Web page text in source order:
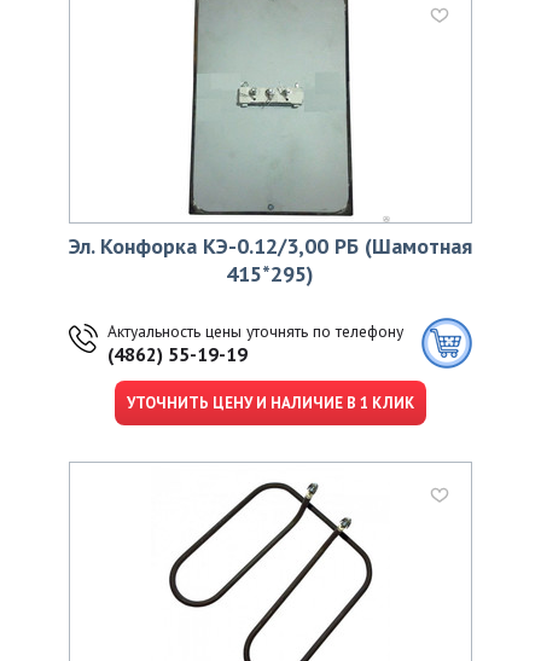
Эл. Конфорка КЭ-0.12/3,00 РБ (Шамотная
415*295)
Актуальность цены уточнять по телефону
(4862) 55-19-19
УТОЧНИТЬ ЦЕНУ И НАЛИЧИЕ В 1 КЛИК